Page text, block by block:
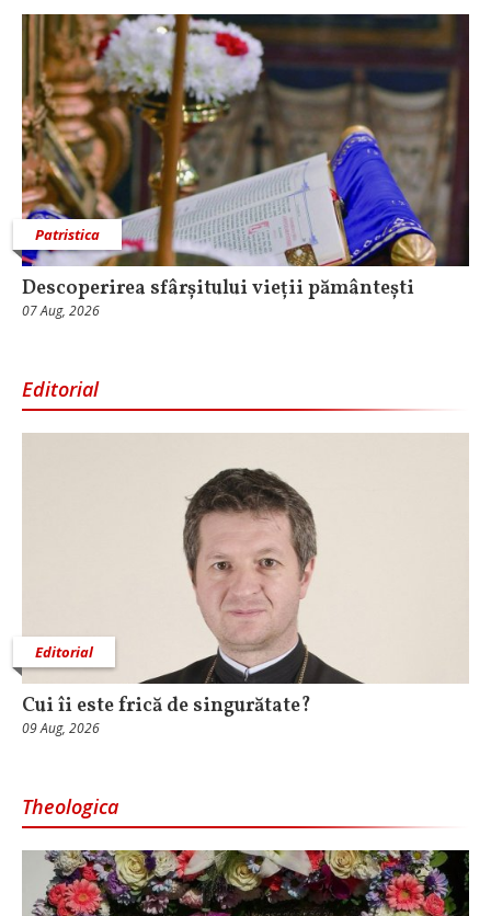
Patristica
Descoperirea sfârșitului vieții pământești
07 Aug, 2026
Editorial
Editorial
Cui îi este frică de singurătate?
09 Aug, 2026
Theologica